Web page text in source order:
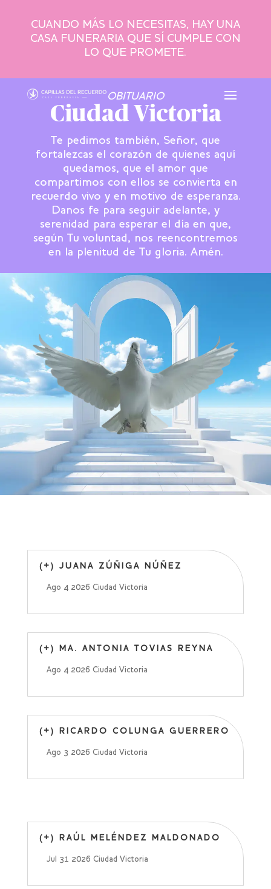
CUANDO MÁS LO NECESITAS, HAY UNA
CASA FUNERARIA QUE SÍ CUMPLE CON
LO QUE PROMETE.
OBITUARIO
Ciudad Victoria
Te pedimos también, Señor, que
fortalezcas el corazón de quienes aquí
quedamos, que el amor que
compartimos con ellos se convierta en
recuerdo vivo y en motivo de esperanza.
Danos fe para seguir adelante, y
serenidad para esperar el día en que,
según Tu voluntad, nos reencontremos
en la plenitud de Tu gloria. Amén.
(+) JUANA ZÚÑIGA NÚÑEZ
Ago 4 2026 Ciudad Victoria
(+) MA. ANTONIA TOVIAS REYNA
Ago 4 2026 Ciudad Victoria
(+) RICARDO COLUNGA GUERRERO
Ago 3 2026 Ciudad Victoria
(+) RAÚL MELÉNDEZ MALDONADO
Jul 31 2026 Ciudad Victoria